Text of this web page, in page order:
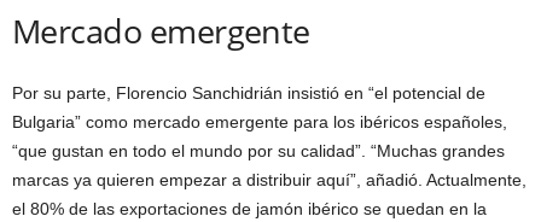
Mercado emergente
Por su parte, Florencio Sanchidrián insistió en “el potencial de
Bulgaria” como mercado emergente para los ibéricos españoles,
“que gustan en todo el mundo por su calidad”. “Muchas grandes
marcas ya quieren empezar a distribuir aquí”, añadió. Actualmente,
el 80% de las exportaciones de jamón ibérico se quedan en la